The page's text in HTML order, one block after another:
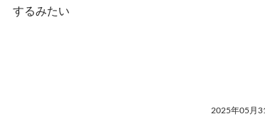
するみたい
2025年05月